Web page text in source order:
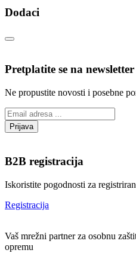
Dodaci
Pretplatite se na newsletter
Ne propustite novosti i posebne
B2B registracija
Iskoristite pogodnosti za
Registracija
Vaš mrežni partner za osobnu
opremu